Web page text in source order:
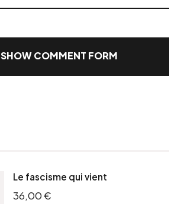
SHOW COMMENT FORM
Le fascisme qui vient
36,00€